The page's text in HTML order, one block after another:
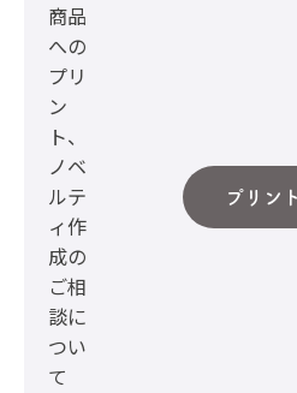
商品
への
プリ
ン
ト、
ノベ
ルテ
ィ作
成の
ご相
談に
つい
て
プリン